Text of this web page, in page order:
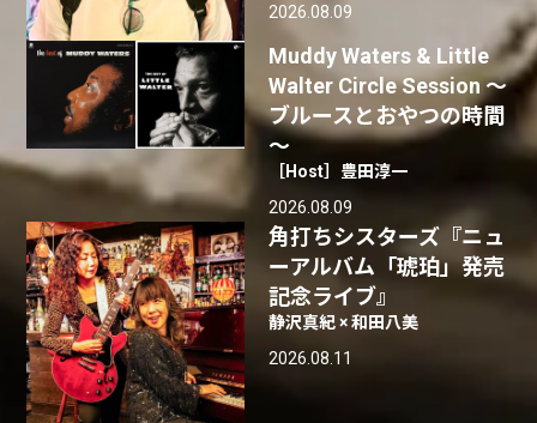
2026.08.09
Muddy Waters & Little
Walter Circle Session ～
ブルースとおやつの時間
～
［Host］豊田淳一
2026.08.09
角打ちシスターズ『ニュ
ーアルバム「琥珀」発売
記念ライブ』
静沢真紀 × 和田八美
2026.08.11